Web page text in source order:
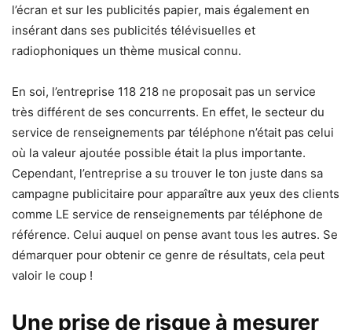
l’écran et sur les publicités papier, mais également en
insérant dans ses publicités télévisuelles et
radiophoniques un thème musical connu.
En soi, l’entreprise 118 218 ne proposait pas un service
très différent de ses concurrents. En effet, le secteur du
service de renseignements par téléphone n’était pas celui
où la valeur ajoutée possible était la plus importante.
Cependant, l’entreprise a su trouver le ton juste dans sa
campagne publicitaire pour apparaître aux yeux des clients
comme LE service de renseignements par téléphone de
référence. Celui auquel on pense avant tous les autres. Se
démarquer pour obtenir ce genre de résultats, cela peut
valoir le coup !
Une prise de risque à mesurer